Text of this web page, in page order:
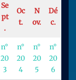
Se
pt
.
Oc
t.
N
ov.
Dé
c.
n°
20
3
n°
20
4
n°
20
5
n°
20
6